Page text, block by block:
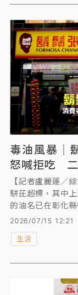
毒油風暴｜
怒喊拒吃 二
【記者盧麗蓮／
駢芘超標，其中
的油名已在彰化
布4月至6月下游
所使用的沙拉油
就輕」、「再也
認為已經善盡責任。 遭網友群起圍剿後，鬍
發出聲明，表示
2026/07/15 12:21
生活